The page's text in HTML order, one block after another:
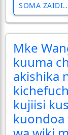
SOMA
Mke
kuuma
akishika
kujiisi
kuondoa